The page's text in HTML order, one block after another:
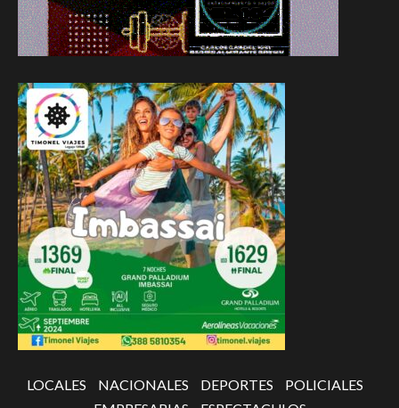
LOCALES NACIONALES DEPORTES
POLICIALES